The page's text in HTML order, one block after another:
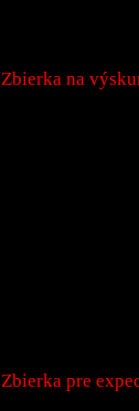
Zbierka na
Zbierka pre